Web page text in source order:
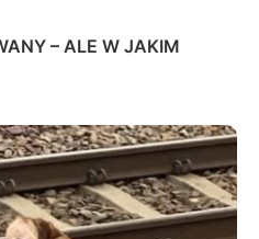
– ALE W JAKIM